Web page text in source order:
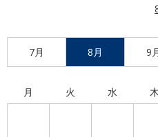
7月 8月 9
月 火 水 木